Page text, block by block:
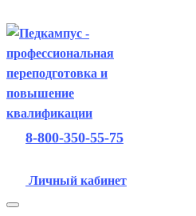
8-800-350-55-75
Личный кабинет